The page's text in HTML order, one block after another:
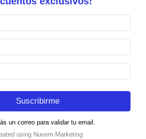
1/5
Suscribirme
un correo para validar tu email.
using Nuvem Marketing